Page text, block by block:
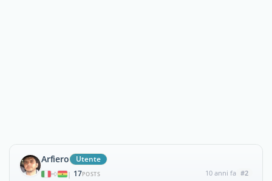
Arfiero Utente
| 17POSTS 10 anni fa #2